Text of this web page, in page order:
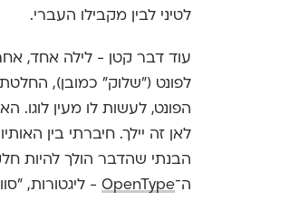
לטיני לבין מקבילו העברי.
עוד דבר קטן - לילה אחד,
לפונט (״שלוק״ כמובן),
הפונט, לעשות לו מעין לוגו.
לאן זה יילך. חיברתי בין
הבנתי שהדבר הולך להיות
ה־OpenType- ליגטורות,